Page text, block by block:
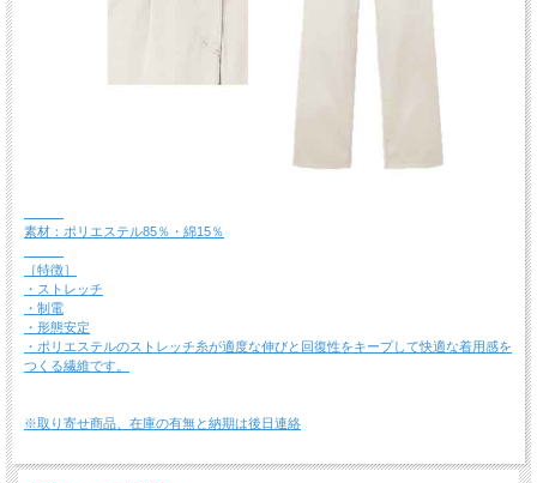
素材：ポリエステル85％・綿15％
［特徴］
・ストレッチ
・制電
・形態安定
・ポリエステルのストレッチ糸が適度な伸びと回復性をキープして快適な着用感を
つくる繊維です。
※取り寄せ商品、在庫の有無と納期は後日連絡